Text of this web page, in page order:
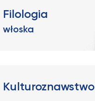
Filologia
włoska
Kulturoznawstwo